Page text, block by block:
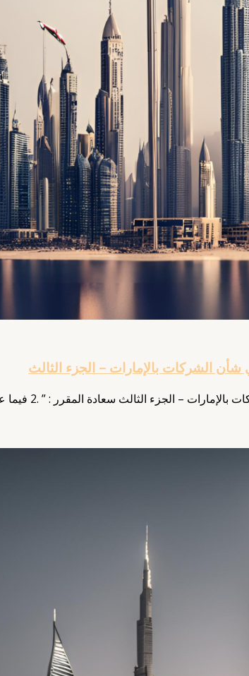
الشركات بالإمارات – الجزء الثالث
الثالث سعادة المقرر : ” .2 فيما عدا انتقال ملكية